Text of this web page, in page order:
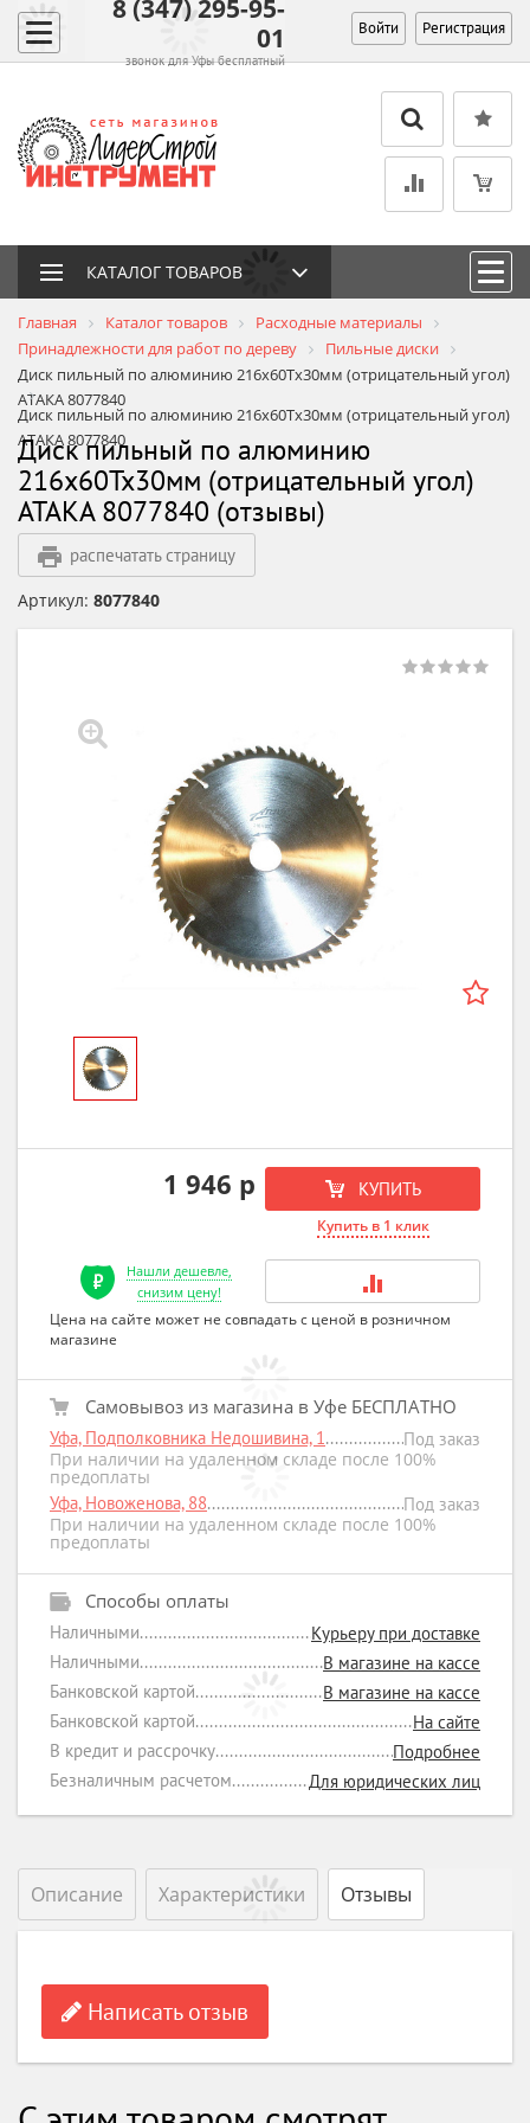
8 (347) 295-95-
01
звонок для Уфы бесплатный
Войти Регистрация
КАТАЛОГ ТОВАРОВ
Главная Каталог товаров
Расходные материалы
Принадлежности для работ по дереву
Пильные диски
Диск пильный по алюминию 216х60Тх30мм (отрицательный угол)
АТАКА 8077840
Диск пильный по алюминию 216х60Тх30мм (отрицательный угол)
АТАКА 8077840
Диск пильный по алюминию
216х60Тх30мм (отрицательный угол)
АТАКА 8077840 (отзывы)
распечатать страницу
Артикул: 8077840
1 946 р КУПИТЬ
Купить в 1 клик
Нашли дешевле,
снизим цену!
Цена на сайте может не совпадать с ценой в розничном
магазине
Самовывоз из магазина в Уфе БЕСПЛАТНО
Уфа, Подполковника Недошивина, 1
Под заказ
При наличии на удаленном складе после 100%
предоплаты
Уфа, Новоженова, 88
Под заказ
При наличии на удаленном складе после 100%
предоплаты
Способы оплаты
Наличными
Курьеру при доставке
Наличными
В магазине на кассе
Банковской картой
В магазине на кассе
Банковской картой
На сайте
В кредит и рассрочку
Подробнее
Безналичным расчетом
Для юридических лиц
Описание Характеристики Отзывы
Написать отзыв